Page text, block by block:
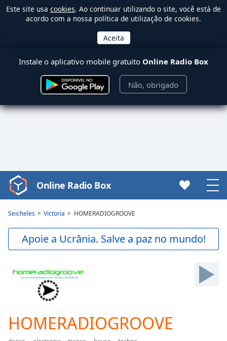
Este site usa cookies. Ao continuar utilizando o site, você está de
acordo com a nossa política de utilização de cookies.
Instale o aplicativo mobile gratuito Online Radio Box
Não, obrigado
Video
Player
Backward
Current
Time 0:00
Online Radio Box
Seicheles Victoria HOMERADIOGROOVE
Apoie a Ucrânia. Salve a paz no mundo!
HOMERADIOGROOVE